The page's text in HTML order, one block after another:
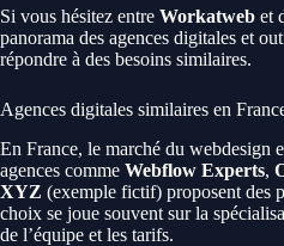
Si vous hésitez entre Workatweb et
panorama des agences digitales et
répondre à des besoins similaires.
Agences digitales similaires en
En France, le marché du webdesign
agences comme Webflow Experts,
XYZ (exemple fictif) proposent des
choix se joue souvent sur la
de l’équipe et les tarifs.